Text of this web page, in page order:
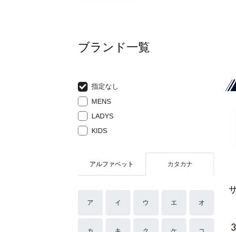
ブランド一覧
指定なし
MENS
LADYS
KIDS
アルファベット カタカナ
ア イ ウ エ オ